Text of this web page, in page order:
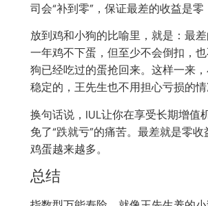
司会“补到零”，保证最差的收益是零
放到鸡和小狗的比喻里，就是：最
一年鸡不下蛋，但至少不会倒扣，
狗已经吃过的蛋抢回来。这样一来
稳定的，王先生也不用担心亏损的情
换句话说，IUL让你在享受长期增值
免了“跌就亏”的痛苦。最差就是零
鸡蛋越来越多。
总结